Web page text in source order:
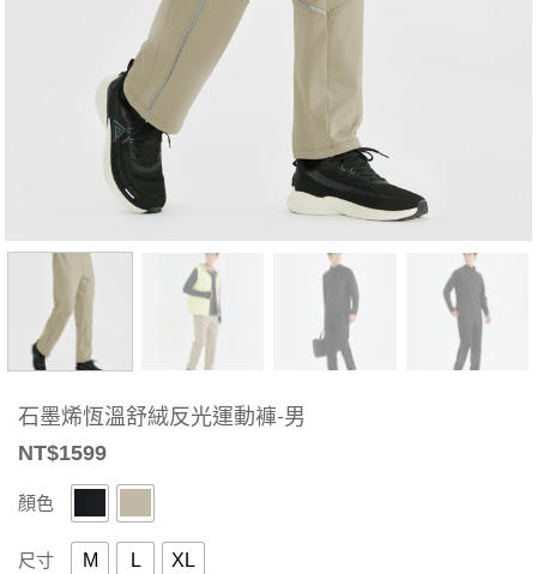
石墨烯恆溫舒絨反光運動褲-男
NT$1599
顏色
尺寸 M L XL